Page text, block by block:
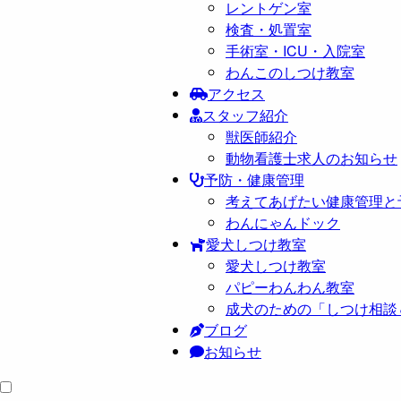
レントゲン室
検査・処置室
手術室・ICU・入院室
わんこのしつけ教室
アクセス
スタッフ紹介
獣医師紹介
動物看護士求人のお知らせ
予防・健康管理
考えてあげたい健康管理
わんにゃんドック
愛犬しつけ教室
愛犬しつけ教室
パピーわんわん教室
成犬のための「しつけ相談
ブログ
お知らせ